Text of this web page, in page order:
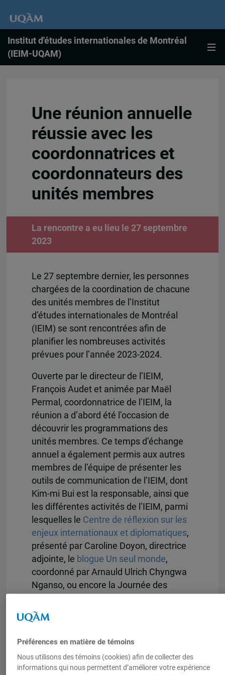
Institut d'études internationales de Montréal
(IEIM-UQAM)
Une réunion annuelle
réussie avec les
coordonnatrices et
coordonnateurs des
unités membres
La rencontre a eu lieu le 27 septembre
2023
Le 27 septembre dernier, les personnes
chargées de la coordination de chacune
des unités membres de l’Institut
d’études internationales de Montréal
(IEIM) se sont rencontrées afin de
planifier les nombreuses activités
prévues pour l’année 2023-2024.
Ouverte par le directeur de l’IEIM,
François Audet et animée par Maël
Permal, coordonnatrice de l’IEIM, la
réunion a d’abord été l’occasion de
découvrir les programmations des
unités membres. Ce temps d’échange
annuel a également permis aux autres
membres de l’équipe de présenter les
outils de communication de l’IEIM, dont
Kim-mi Bui est la responsable, ainsi que
les différentes activités de l’IEIM, parmi
lesquelles le Centre de réflexion sur les
enjeux internationaux et diplomatiques,
présenté par Caroline Doyon, directrice
adjointe, le blogue Un seul monde,
coordonné par Arnauld Ulrich Chyngwa
Nganso, ou encore la Journée des
politique, dont la prochaine édition aura
lieu le 4 octobre 2023. Plusieurs bourses
et autres activités destinées à la relève
notamment le
Prix du CORIM
dont la
Préférences en matière de témoins
Nous utilisons des témoins (cookies) afin de collecter des
informations qui nous permettent d’améliorer votre expérience